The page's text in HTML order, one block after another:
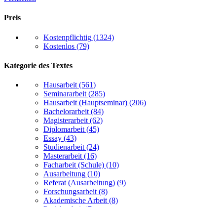
Preis
Kostenpflichtig (1324)
Kostenlos (79)
Kategorie des Textes
Hausarbeit (561)
Seminararbeit (285)
Hausarbeit (Hauptseminar) (206)
Bachelorarbeit (84)
Magisterarbeit (62)
Diplomarbeit (45)
Essay (43)
Studienarbeit (24)
Masterarbeit (16)
Facharbeit (Schule) (10)
Ausarbeitung (10)
Referat (Ausarbeitung) (9)
Forschungsarbeit (8)
Akademische Arbeit (8)